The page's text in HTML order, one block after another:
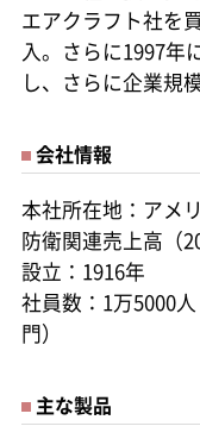
エアクラフト社を
入。さらに1997年
し、さらに企業規
会社情報
本社所在地：アメ
防衛関連売上高（
設立：1916年
社員数：1万5000
門）
主な製品